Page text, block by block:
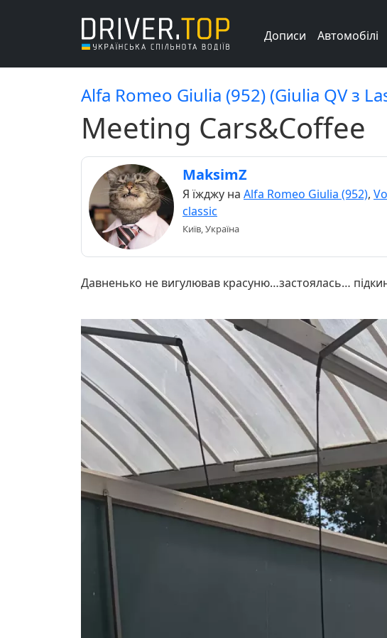
Дописи Автомобілі
Alfa Romeo Giulia (952) (Giulia QV з
Meeting Cars&Coffee
MaksimZ
Я їжджу на Alfa Romeo Giulia (952),
classic
Київ, Україна
Давненько не вигулював красуню…застоялась…